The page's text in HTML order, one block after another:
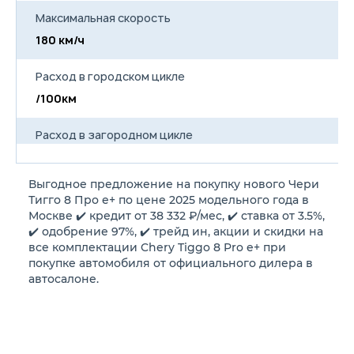
приборов 12.3''
Сдвоенные экраны
приборов
Цветная сенсорная боковая
панель управления климат-
контролем 8''
Голосовое управление
смартфон на экране
Система «Свободные руки»
(Hands free) с Bluetooth-
связью с мобильным
телефоном
Радио
8 динамиков
3 USB-разъема (2 спереди +
1 сзади)
Максимальная скорость
180 км/ч
Расход в городском цикле
/100км
Расход в загородном цикле
Расход в смешанном цикле
1.3/100км
Объем топливного бака
60 л
Выгодное предложение на покупку нового Чери
Тигго 8 Про е+ по цене 2025 модельного года в
Москве ✔️ кредит от 38 332 ₽/мес, ✔️ ставка от 3.5%,
✔️ одобрение 97%, ✔️ трейд ин, акции и скидки на
все комплектации Chery Tiggo 8 Pro e+ при
покупке автомобиля от официального дилера в
автосалоне.